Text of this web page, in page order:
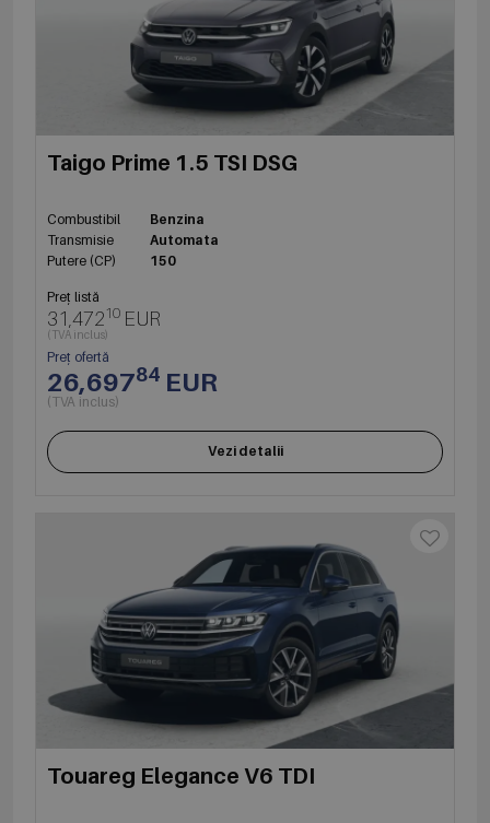
Taigo Prime 1.5 TSI DSG
Combustibil
Benzina
Transmisie
Automata
Putere (CP)
150
Preț listă
31,47210 EUR
(TVA inclus)
Preț ofertă
26,69784 EUR
(TVA inclus)
Vezi detalii
Touareg Elegance V6 TDI